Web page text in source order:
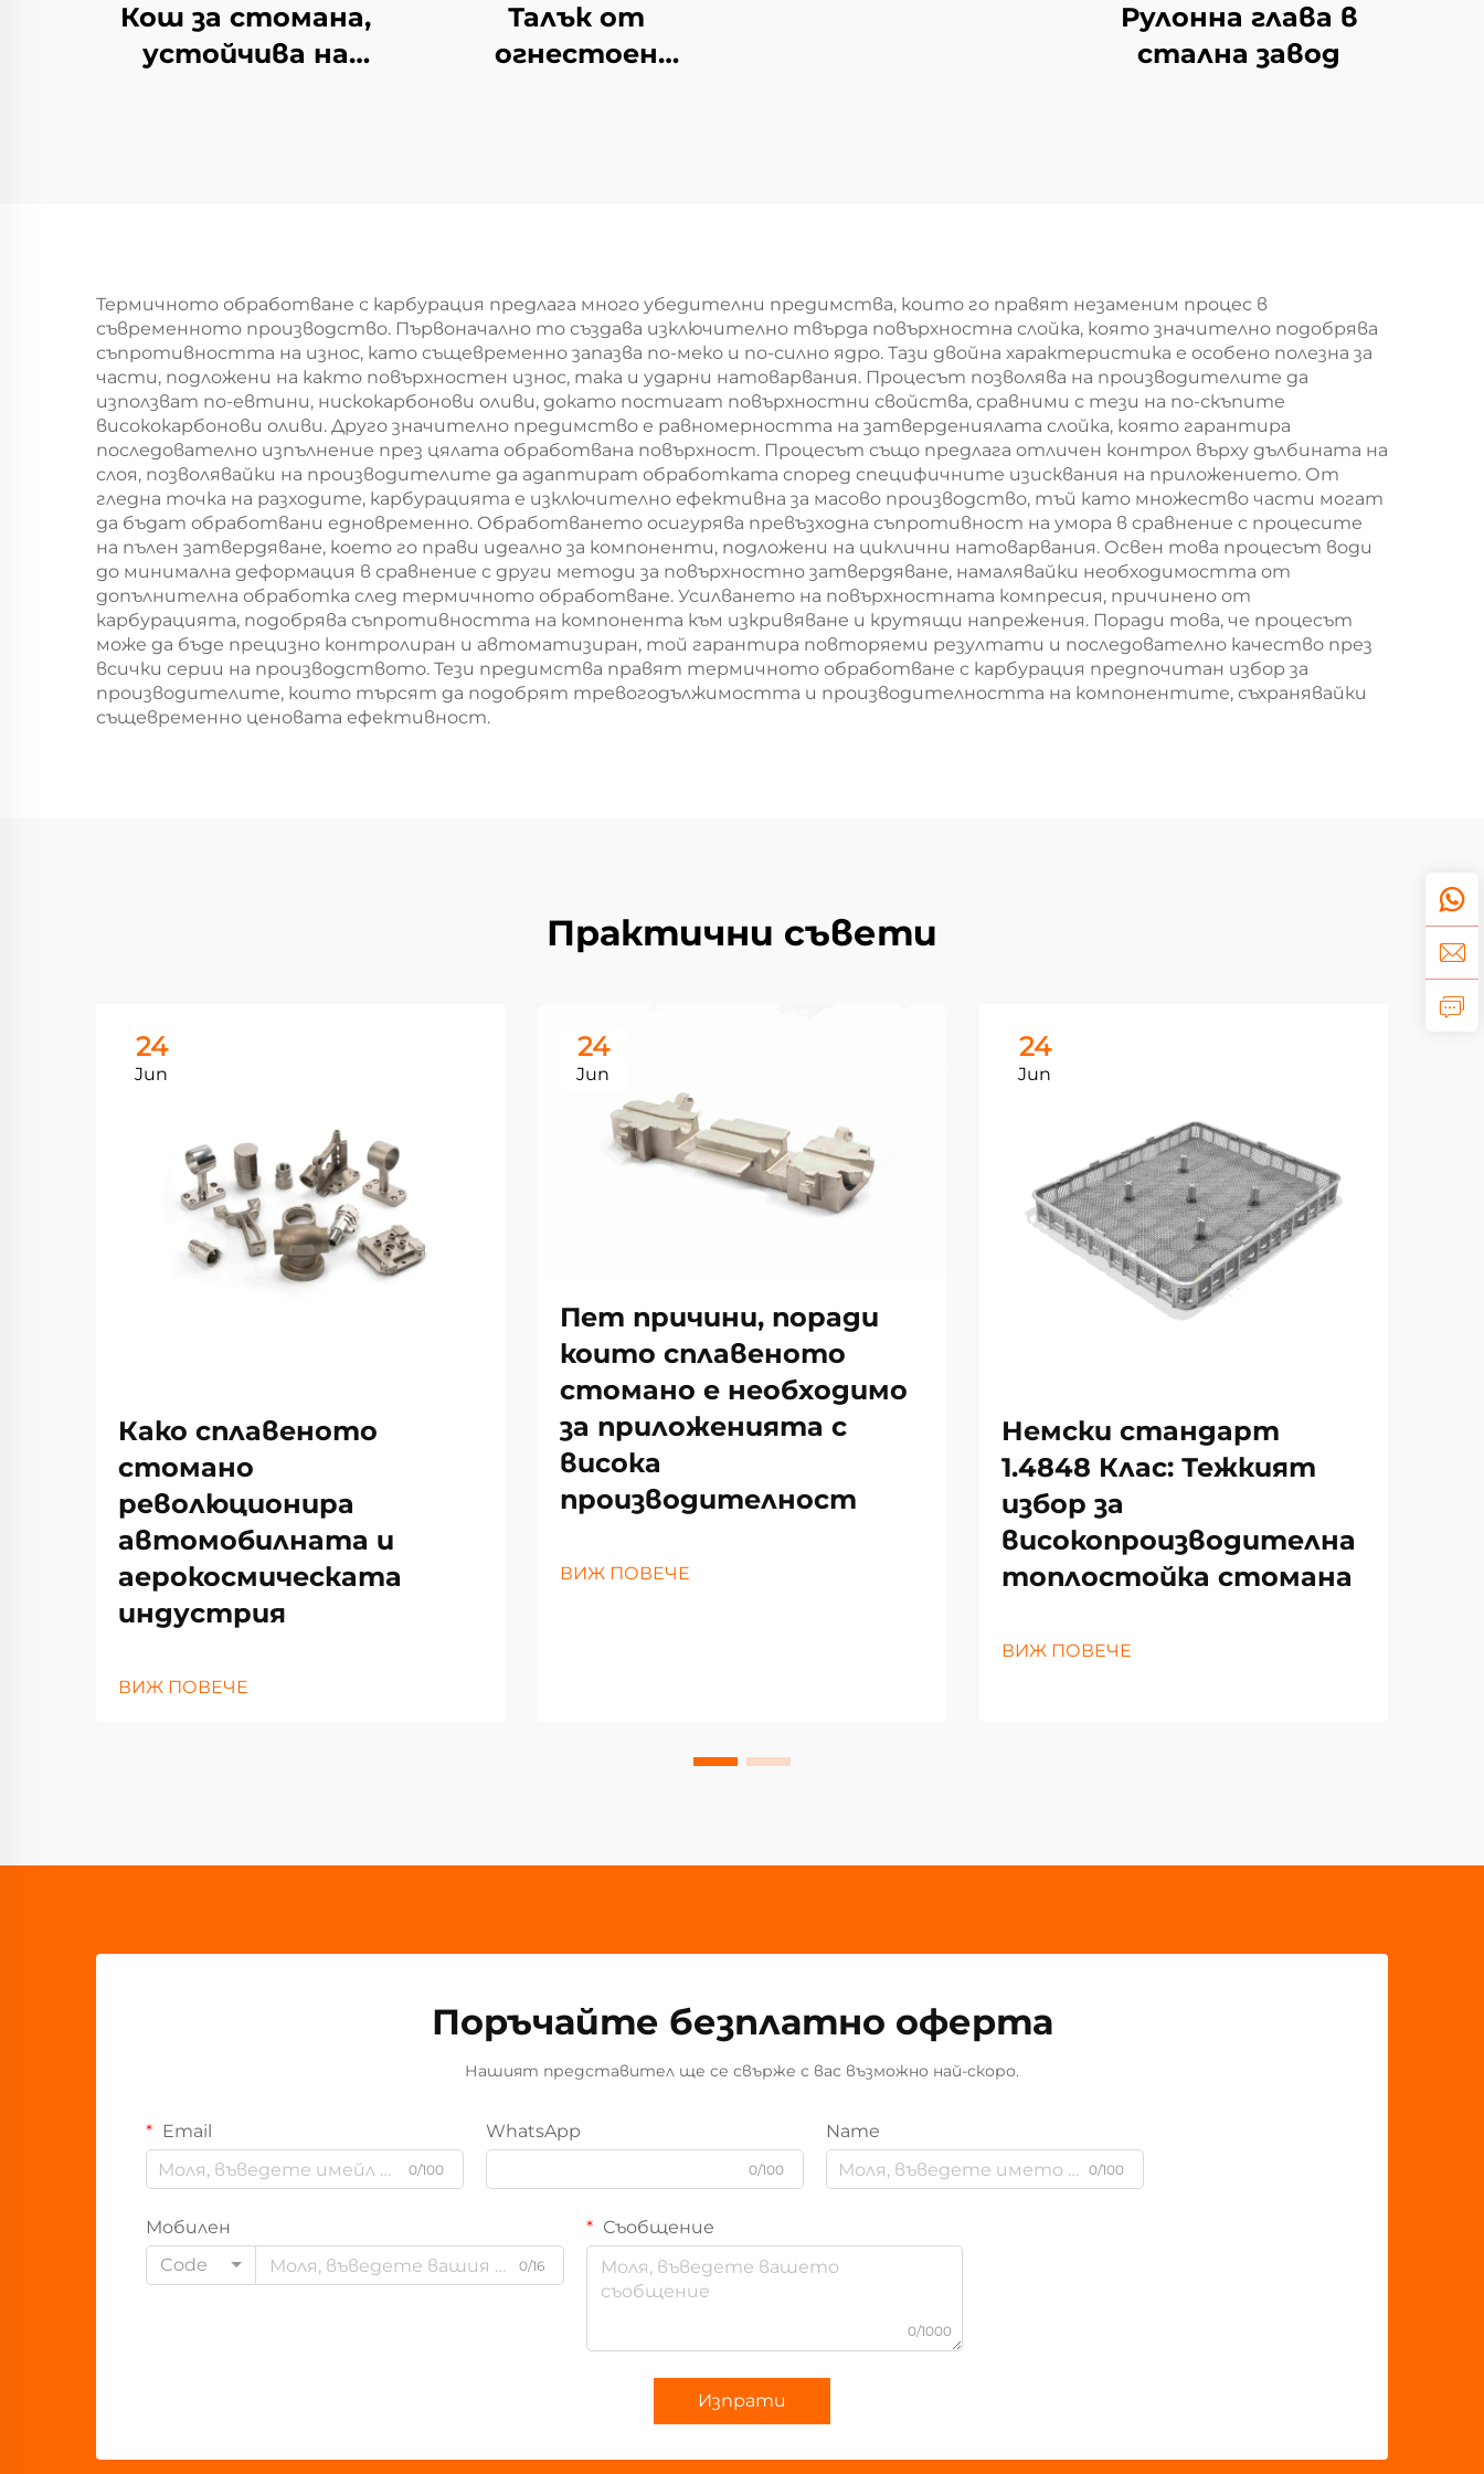
Кош за стомана,
устойчива на
Талък от
огнестоен
Рулонна глава в
стална завод
Термичното обработване с карбурация предлага много убедителни предимства, които го правят незаменим процес в
съвременното производство. Първоначално то създава изключително твърда повърхностна слойка, която значително подобрява
съпротивността на износ, като същевременно запазва по-меко и по-силно ядро. Тази двойна характеристика е особено полезна за
части, подложени на както повърхностен износ, така и ударни натоварвания. Процесът позволява на производителите да
използват по-евтини, нискокарбонови оливи, докато постигат повърхностни свойства, сравними с тези на по-скъпите
висококарбонови оливи. Друго значително предимство е равномерността на затвердениялата слойка, която гарантира
последователно изпълнение през цялата обработвана повърхност. Процесът също предлага отличен контрол върху дълбината на
слоя, позволявайки на производителите да адаптират обработката според специфичните изисквания на приложението. От
гледна точка на разходите, карбурацията е изключително ефективна за масово производство, тъй като множество части могат
да бъдат обработвани едновременно. Обработването осигурява превъзходна съпротивност на умора в сравнение с процесите
на пълен затвердяване, което го прави идеално за компоненти, подложени на циклични натоварвания. Освен това процесът води
до минимална деформация в сравнение с други методи за повърхностно затвердяване, намалявайки необходимостта от
допълнителна обработка след термичното обработване. Усилването на повърхностната компресия, причинено от
карбурацията, подобрява съпротивността на компонента към изкривяване и крутящи напрежения. Поради това, че процесът
може да бъде прецизно контролиран и автоматизиран, той гарантира повторяеми резултати и последователно качество през
всички серии на производството. Тези предимства правят термичното обработване с карбурация предпочитан избор за
производителите, които търсят да подобрят тревогодължимостта и производителността на компонентите, съхранявайки
същевременно ценовата ефективност.
Практични съвети
24
Jun
Како сплавеното
стомано
революционира
автомобилната и
аерокосмическата
индустрия
ВИЖ ПОВЕЧЕ
24
Jun
Пет причини, поради
които сплавеното
стомано е необходимо
за приложенията с
висока
производителност
ВИЖ ПОВЕЧЕ
24
Jun
Немски стандарт
1.4848 Клас: Тежкият
избор за
високопроизводителна
топлостойка стомана
ВИЖ ПОВЕЧЕ
Поръчайте безплатно оферта
Нашият представител ще се свърже с вас възможно най-скоро.
Email
0/100
WhatsApp
0/100
Name
0/100
Мобилен
Code
0/16
Съобщение
0/1000
Изпрати